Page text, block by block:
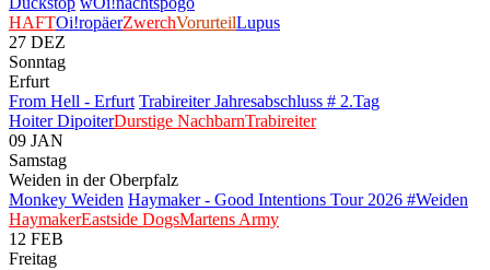
HAFTOi!ropäerZwerchVorurteilLupus
27 DEZ
Sonntag
Erfurt
From Hell - Erfurt Trabireiter Jahresabschluss # 2.Tag
Hoiter DipoiterDurstige NachbarnTrabireiter
09 JAN
Samstag
Weiden in der Oberpfalz
Monkey Weiden Haymaker - Good Intentions Tour 2026 #Weiden
HaymakerEastside DogsMartens Army
12 FEB
Freitag